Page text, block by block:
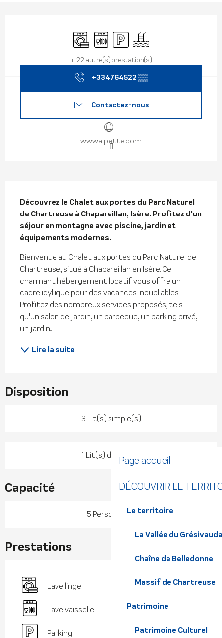
Page accueil
DÉCOUVRIR LE
Le territoire
La Vallée du
Chaîne de Belledonne
Massif de Chartreuse
Patrimoine
Patrimoine Culturel
Ouverture et coordonnées
Lave lingeLave vaisselle
Parking Piscine
+ 22 autre(s) prestation(s)
+334764522 ▒▒
Contactez-nous
www.alpette.com
Description
Découvrez le Chalet aux portes du Parc Naturel
de Chartreuse à Chapareillan, Isère. Profitez d'un
séjour en montagne avec piscine, jardin et
équipements modernes.
Bienvenue au Chalet aux portes du Parc Naturel de
Chartreuse, situé à Chapareillan en Isère. Ce
charmant hébergement locatif vous offre un
cadre idyllique pour des vacances inoubliables.
Profitez des nombreux services proposés, tels
qu'un salon de jardin, un barbecue, un parking privé,
un jardin...
Lire la suite
Disposition
3 Lit(s) simple(s)
1 Lit(s) double(s)
Capacité
5 Personne(s)
Prestations
Lave linge
Lave vaisselle
Parking